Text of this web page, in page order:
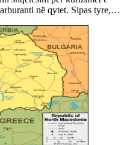
në qytet. Sipas tyre,…